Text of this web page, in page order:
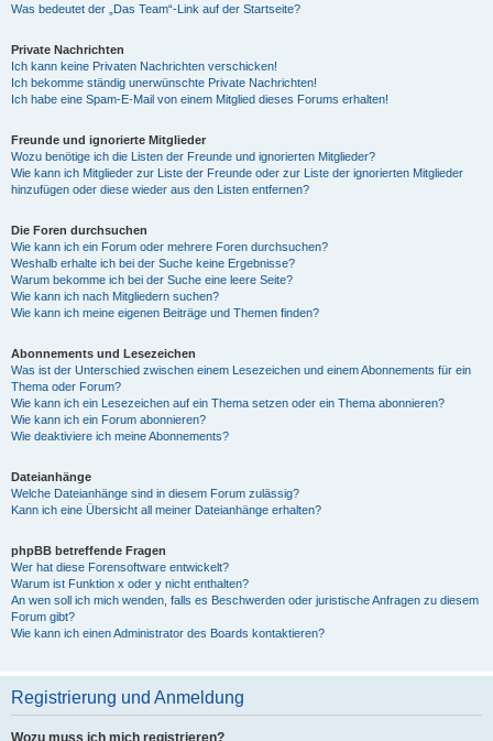
Was bedeutet der „Das Team“-Link auf der Startseite?
Private Nachrichten
Ich kann keine Privaten Nachrichten verschicken!
Ich bekomme ständig unerwünschte Private Nachrichten!
Ich habe eine Spam-E-Mail von einem Mitglied dieses Forums erhalten!
Freunde und ignorierte Mitglieder
Wozu benötige ich die Listen der Freunde und ignorierten Mitglieder?
Wie kann ich Mitglieder zur Liste der Freunde oder zur Liste der ignorierten Mitglieder
hinzufügen oder diese wieder aus den Listen entfernen?
Die Foren durchsuchen
Wie kann ich ein Forum oder mehrere Foren durchsuchen?
Weshalb erhalte ich bei der Suche keine Ergebnisse?
Warum bekomme ich bei der Suche eine leere Seite?
Wie kann ich nach Mitgliedern suchen?
Wie kann ich meine eigenen Beiträge und Themen finden?
Abonnements und Lesezeichen
Was ist der Unterschied zwischen einem Lesezeichen und einem Abonnements für ein
Thema oder Forum?
Wie kann ich ein Lesezeichen auf ein Thema setzen oder ein Thema abonnieren?
Wie kann ich ein Forum abonnieren?
Wie deaktiviere ich meine Abonnements?
Dateianhänge
Welche Dateianhänge sind in diesem Forum zulässig?
Kann ich eine Übersicht all meiner Dateianhänge erhalten?
phpBB betreffende Fragen
Wer hat diese Forensoftware entwickelt?
Warum ist Funktion x oder y nicht enthalten?
An wen soll ich mich wenden, falls es Beschwerden oder juristische Anfragen zu diesem
Forum gibt?
Wie kann ich einen Administrator des Boards kontaktieren?
Registrierung und Anmeldung
Wozu muss ich mich registrieren?